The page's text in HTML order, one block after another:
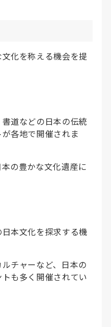
化を称える機会を提
道などの日本の伝統
各地で開催されま
の豊かな文化遺産に
本文化を探求する機
チャーなど、日本の
も多く開催されてい